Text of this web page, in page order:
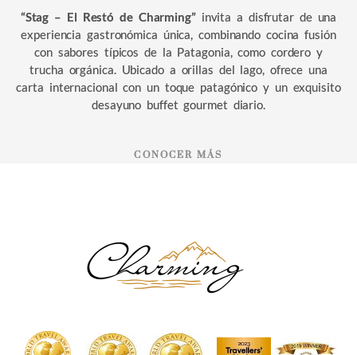
“Stag – El Restó de Charming” invita a disfrutar de una
experiencia gastronómica única, combinando cocina fusión
con sabores típicos de la Patagonia, como cordero y
trucha orgánica. Ubicado a orillas del lago, ofrece una
carta internacional con un toque patagónico y un exquisito
desayuno buffet gourmet diario.
CONOCER MÁS